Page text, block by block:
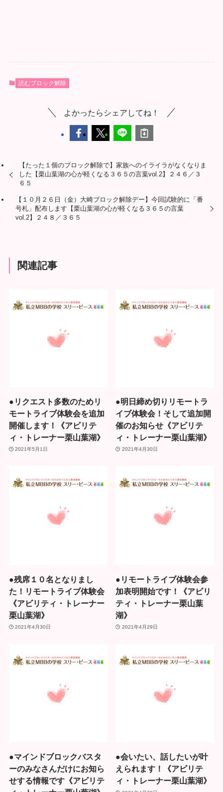
読むブロック解除
よかったらシェアしてね！
【たった１個のブロック解除で】家族へのイライラがなくなりま
した【栗山葉湖の心が軽くなる３６５の言葉vol.2】２４６／３
６５
【１０月２６日（金）大崎ブロック解除デー】今回試験的に「番
号札」配布します【栗山葉湖の心が軽くなる３６５の言葉
vol.2】２４８／３６５
関連記事
●リクエスト多数のためリ
モートライブ体験会を追加
開催します！《アビリテ
ィ・トレーナー栗山葉湖》
2021年5月1日
●明日締め切りリモートラ
イブ体験会！そして追加開
催のお知らせ《アビリテ
ィ・トレーナー栗山葉湖》
2021年4月30日
●残席１０名となりまし
た！リモートライブ体験会
《アビリティ・トレーナー
栗山葉湖》
2021年4月30日
●リモートライブ体験会参
加表明開始です！《アビリ
ティ・トレーナー栗山葉
湖》
2021年4月29日
●マインドブロックバスタ
ーのみなさんだけにお知ら
せする情報です《アビリテ
●会いたい、話したいが叶
えられます！《アビリテ
ィ・トレーナー栗山葉湖》